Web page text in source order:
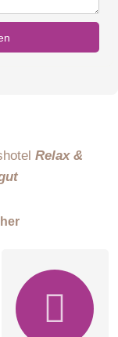
Relax &